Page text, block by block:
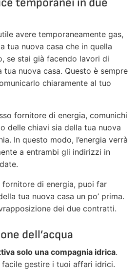
avere temporaneamente gas,
tua nuova casa che in quella
se stai già facendo lavori di
nuova casa. Questo è sempre
chiaramente al tuo
fornitore di energia, comunichi
delle chiavi sia della tua nuova
In questo modo, l’energia verrà
a entrambi gli indirizzi in
fornitore di energia, puoi far
tua nuova casa un po’ prima.
dei due contratti.
dell’acqua
solo una compagnia idrica.
gestire i tuoi affari idrici.